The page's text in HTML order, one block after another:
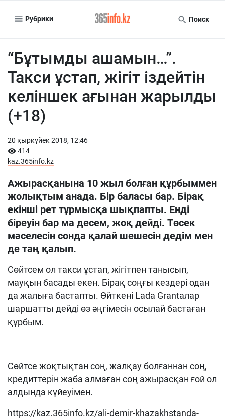
Рубрики Поиск
“Бұтымды ашамын…”.
Такси ұстап, жігіт іздейтін
келіншек ағынан жарылды
(+18)
20 қыркүйек 2018, 12:46
414
kaz.365info.kz
Ажырасқанына 10 жыл болған құрбыммен
жолықтым анада. Бір баласы бар. Бірақ
екінші рет тұрмысқа шықпапты. Енді
біреуін бар ма десем, жоқ дейді. Төсек
мәселесін сонда қалай шешесін дедім мен
де таң қалып.
Сөйтсем ол такси ұстап, жігітпен танысып,
мауқын басады екен. Бірақ соңғы кездері одан
да жалыға бастапты. Өйткені Lada Grantaлар
шаршатты дейді өз әңгімесін осылай бастаған
құрбым.
Сөйтсе жоқтықтан соң, жалқау болғаннан соң,
кредиттерін жаба алмаған соң ажырасқан ғой ол
алдында күйеуімен.
https://kaz.365info.kz/ali-demir-khazakhstanda-